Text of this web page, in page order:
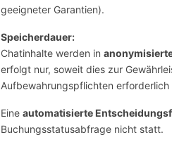
geeigneter Garantien).
Speicherdauer:
Chatinhalte werden in
erfolgt nur, soweit dies zur
Aufbewahrungspflichten erforderlich
Eine automatisierte
Buchungsstatusabfrage nicht statt.